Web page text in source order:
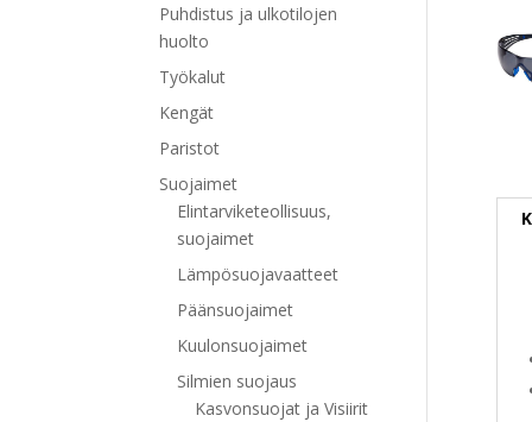
Puhdistus ja ulkotilojen
huolto
Työkalut
Kengät
Paristot
Suojaimet
Elintarviketeollisuus,
suojaimet
Lämpösuojavaatteet
Päänsuojaimet
Kuulonsuojaimet
Silmien suojaus
Kasvonsuojat ja Visiirit